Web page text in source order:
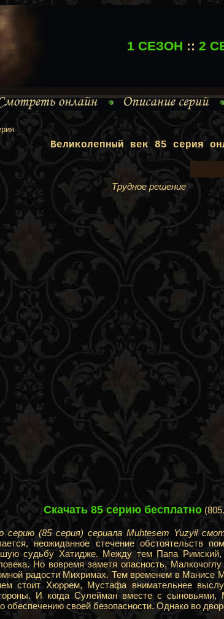
1 СЕЗОН :: 2
Великолепный век 85 серия
Трудное решение
Скачать 85 серию бесплатно
(85 серия) сериала Muhtesem Yuzyil
неожиданное стечение обстоятельств
судьбу Хатидже. Между тем Папа Римский,
Но вовремя заметя опасность,
радости Михримах. Тем временем в Манисе
стоит Хюррем, Мустафа внимательнее
И когда Сулейман вместе с
своей безопасности. Однако во